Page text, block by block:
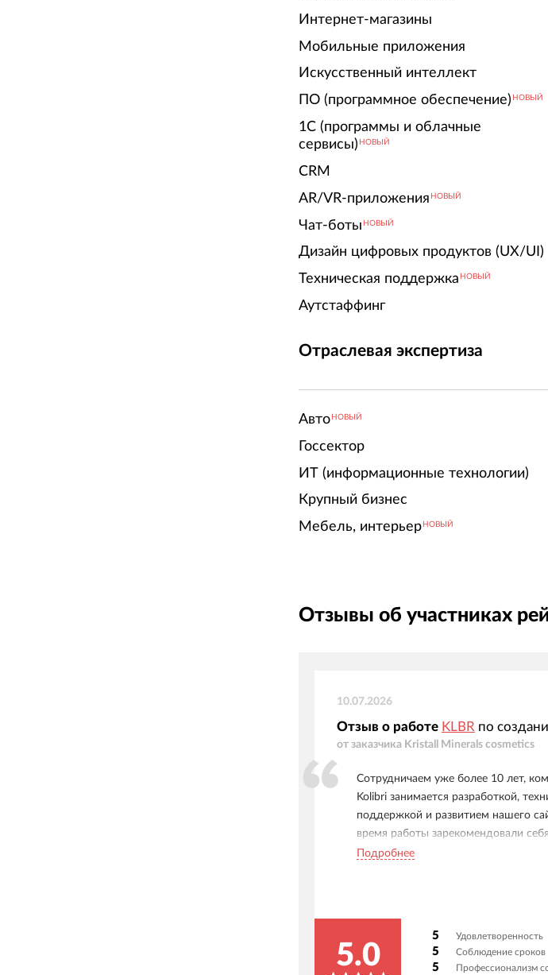
Интернет-магазины
Мобильные приложения
Искусственный интеллект
ПО (программное обеспечение) НОВЫЙ
1С (программы и облачные
сервисы) НОВЫЙ
CRM
AR/VR-приложения НОВЫЙ
Чат-боты НОВЫЙ
Дизайн цифровых продуктов (UX/UI)
Техническая поддержка НОВЫЙ
Аутстаффинг
Отраслевая экспертиза
Авто НОВЫЙ
Госсектор
ИТ (информационные технологии)
Крупный бизнес
Мебель, интерьер НОВЫЙ
Отзывы об участниках
10.07.2026
Отзыв о работе KLBR по
от заказчика Kristall Minerals cosmetics
Сотрудничаем уже более 10 лет,
Kolibri занимается разработкой,
поддержкой и развитием нашего
время работы зарекомендовали себя
надежным партнером: задачи
деталям и готовность предлагать
варианты реализации поставленных
Подробнее
5.0
5 Удовлетворенность
5 Соблюдение сроков
5 Профессионализм